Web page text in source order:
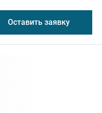
Оставить заявку